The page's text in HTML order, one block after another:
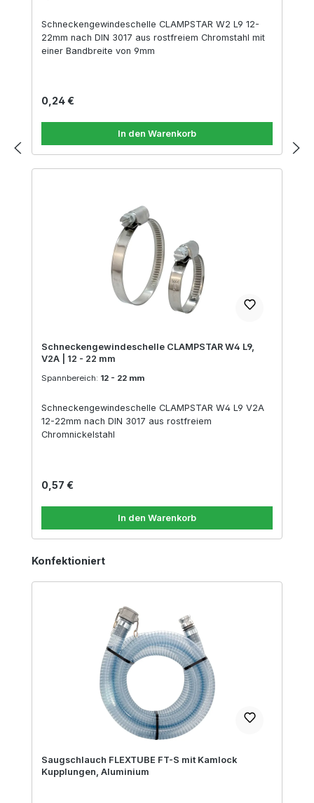
Schneckengewindeschelle CLAMPSTAR W2 L9 12-
22mm nach DIN 3017 aus rostfreiem Chromstahl mit
einer Bandbreite von 9mm
Regulärer Preis:
0,24 €
In den Warenkorb
Schneckengewindeschelle CLAMPSTAR W4 L9,
V2A | 12 - 22 mm
Spannbereich: 12 - 22 mm
Schneckengewindeschelle CLAMPSTAR W4 L9 V2A
12-22mm nach DIN 3017 aus rostfreiem
Chromnickelstahl
Regulärer Preis:
0,57 €
In den Warenkorb
Produktgalerie überspringen
Konfektioniert
Saugschlauch FLEXTUBE FT-S mit Kamlock
Kupplungen, Aluminium